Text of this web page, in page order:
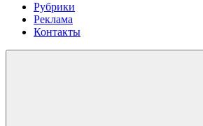
Рубрики
Реклама
Контакты